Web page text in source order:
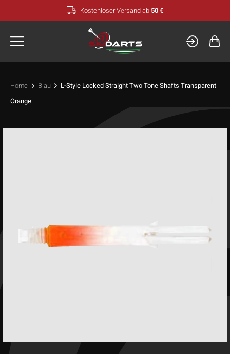
Inhalt
Kostenloser Versand ab 50 €
Home Blau
L-Style Locked Straight Two Tone Shafts Transparent
Orange